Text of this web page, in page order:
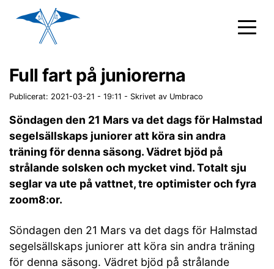
Full fart på juniorerna
Publicerat: 2021-03-21 - 19:11 - Skrivet av Umbraco
Söndagen den 21 Mars va det dags för Halmstad
segelsällskaps juniorer att köra sin andra
träning för denna säsong. Vädret bjöd på
strålande solsken och mycket vind. Totalt sju
seglar va ute på vattnet, tre optimister och fyra
zoom8:or.
Söndagen den 21 Mars va det dags för Halmstad
segelsällskaps juniorer att köra sin andra träning
för denna säsong. Vädret bjöd på strålande